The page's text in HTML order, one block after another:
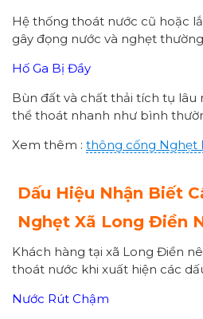
Hệ thống thoát nước cũ hoặc
gây đọng nước và nghẹt
Hố Ga Bị Đầy
Bùn đất và chất thải tích tụ lâu
thể thoát nhanh như bình
Xem thêm : thông cống Nghẹt
Dấu Hiệu Nhận Biết
Nghẹt Xã Long Điền
Khách hàng tại xã Long Điền
thoát nước khi xuất hiện các
Nước Rút Chậm